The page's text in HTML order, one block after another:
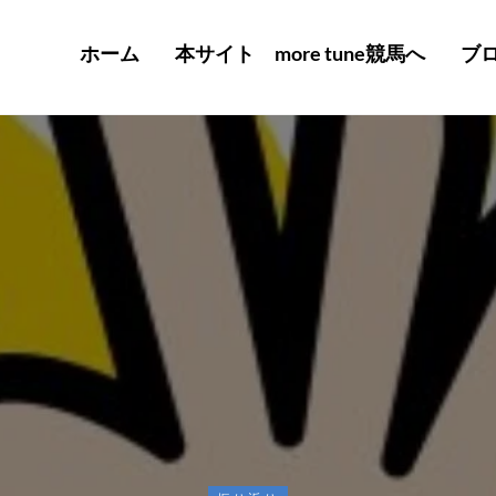
ホーム 本サイト more tune競馬へ ブ